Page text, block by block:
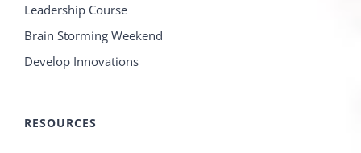
Leadership Course
Brain Storming Weekend
Develop Innovations
RESOURCES